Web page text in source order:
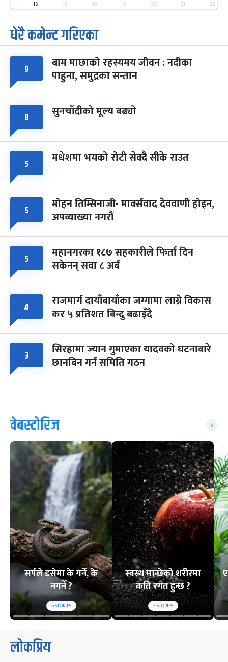
मंगल फाल्गुन २५, २०८३ Mar 9, 2027
७
आइत
पूर्णिमा व्रत
चैत्र ७, २०८३-Mar 21, 2027
८ फागुपूर्णिमा
चैत्र ८, २०८३-Mar 22, 2027
७ महिना बाँकी
16 17 18 19 20 21 22
धेरै कमेन्ट गरिएका
९ बाम माछाको रहस्यमय जीवन : नदीका
पाहुना, समुद्रका सन्तान
८ सुनचाँदीको मूल्य बढ्यो
५ मधेशमा भयको रोटी सेक्दै सीके राउत
५ मोहन तिम्सिनाजी- मार्क्सवाद देववाणी होइन,
अपव्याख्या नगरौं
५ महानगरका १८७ सहकारीले फिर्ता दिन
सकेनन् सवा ८ अर्ब
४ राजमार्ग दायाँबायाँका जग्गामा लाग्ने विकास
कर ५ प्रतिशत बिन्दु बढाइँदै
३ सिरहामा ज्यान गुमाएका यादवको घटनाबारे
छानबिन गर्न समिति गठन
वेबस्टोरिज
सर्पले डसेमा के गर्ने, के
नगर्ने ?
6STORIES
स्वस्थ मान्छेको शरीरमा
कति रगत हुन्छ ?
7STORIES
लोकप्रिय